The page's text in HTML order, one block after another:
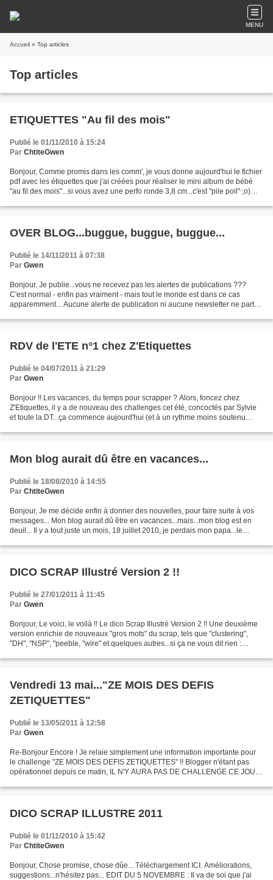
MENU
Accueil » Top articles
Top articles
ETIQUETTES "Au fil des mois"
Publié le 01/11/2010 à 15:24
Par ChtiteGwen
Bonjour, Comme promis dans les comm', je vous donne aujourd'hui le fichier
pdf avec les étiquettes que j'ai créées pour réaliser le mini album de bébé
"au fil des mois"...si vous avez une perfo ronde 3,8 cm...c'est "pile poil" ;o)
OVER BLOG...buggue, buggue, buggue...
Publié le 14/11/2011 à 07:38
Par Gwen
Bonjour, Je publie...vous ne recevez pas les alertes de publications ???
C'est normal - enfin pas vraiment - mais tout le monde est dans ce cas
apparemment... Aucune alerte de publication ni aucune newsletter ne part
RDV de l'ETE n°1 chez Z'Etiquettes
Publié le 04/07/2011 à 21:29
Par Gwen
Bonjour !! Les vacances, du temps pour scrapper ? Alors, foncez chez
Z'Etiquettes, il y a de nouveau des challenges cet été, concoctés par Sylvie
et toute la DT...ça commence aujourd'hui (et à un rythme moins soutenu
Mon blog aurait dû être en vacances...
Publié le 18/08/2010 à 14:55
Par ChtiteGwen
Bonjour, Je me décide enfin à donner des nouvelles, pour faire suite à vos
messages... Mon blog aurait dû être en vacances...mais...mon blog est en
deuil... Il y a tout juste un mois, 18 juillet 2010, je perdais mon papa...le
DICO SCRAP Illustré Version 2 !!
Publié le 27/01/2011 à 11:45
Par Gwen
Bonjour, Le voici, le voilà !! Le dico Scrap Illustré Version 2 !! Une deuxième
version enrichie de nouveaux "gros mots" du scrap, tels que "clustering",
"DH", "NSP", "peeble, "wire" et quelques autres...si ça ne vous dit rien :
Vendredi 13 mai..."ZE MOIS DES DEFIS
ZETIQUETTES"
Publié le 13/05/2011 à 12:58
Par Gwen
Re-Bonjour Encore ! Je relaie simplement une information importante pour
le challenge "ZE MOIS DES DEFIS ZETIQUETTES" !! Blogger n'étant pas
opérationnel depuis ce matin, IL N'Y AURA PAS DE CHALLENGE CE JOUR
DICO SCRAP ILLUSTRE 2011
Publié le 01/11/2010 à 15:42
Par ChtiteGwen
Bonjour, Chose promise, chose dûe... Téléchargement ICI. Améliorations,
suggestions...n'hésitez pas... EDIT DU 5 NOVEMBRE : Il va de soi que j'ai